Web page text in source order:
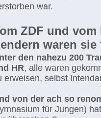
war.
ZDF und
waren sie
den nahezu 200
HR, alle waren
erweisen, selbst
von der ach so
für Jungen)